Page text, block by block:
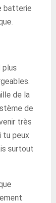
batterie
plus
de la
de
très
tu peux
surtout